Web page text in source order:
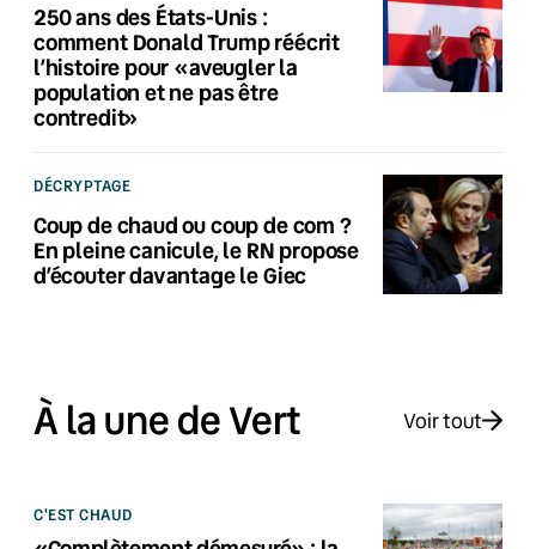
250 ans des États-Unis :
comment Donald Trump réécrit
l’histoire pour «aveugler la
population et ne pas être
contredit»
DÉCRYPTAGE
Coup de chaud ou coup de com ?
En pleine canicule, le RN propose
d’écouter davantage le Giec
À la une de Vert Voir tout
C'EST CHAUD